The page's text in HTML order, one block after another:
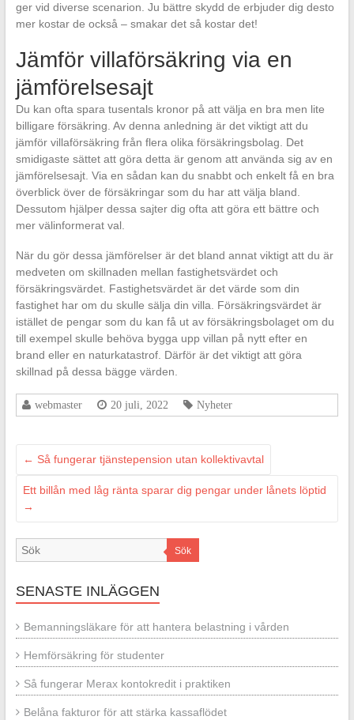
ger vid diverse scenarion. Ju bättre skydd de erbjuder dig desto
mer kostar de också – smakar det så kostar det!
Jämför villaförsäkring via en
jämförelsesajt
Du kan ofta spara tusentals kronor på att välja en bra men lite
billigare försäkring. Av denna anledning är det viktigt att du
jämför villaförsäkring från flera olika försäkringsbolag. Det
smidigaste sättet att göra detta är genom att använda sig av en
jämförelsesajt. Via en sådan kan du snabbt och enkelt få en bra
överblick över de försäkringar som du har att välja bland.
Dessutom hjälper dessa sajter dig ofta att göra ett bättre och
mer välinformerat val.
När du gör dessa jämförelser är det bland annat viktigt att du är
medveten om skillnaden mellan fastighetsvärdet och
försäkringsvärdet. Fastighetsvärdet är det värde som din
fastighet har om du skulle sälja din villa. Försäkringsvärdet är
istället de pengar som du kan få ut av försäkringsbolaget om du
till exempel skulle behöva bygga upp villan på nytt efter en
brand eller en naturkatastrof. Därför är det viktigt att göra
skillnad på dessa bägge värden.
webmaster 20 juli, 2022 Nyheter
← Så fungerar tjänstepension utan kollektivavtal
Ett billån med låg ränta sparar dig pengar under lånets löptid
→
Sök
SENASTE INLÄGGEN
Bemanningsläkare för att hantera belastning i vården
Hemförsäkring för studenter
Så fungerar Merax kontokredit i praktiken
Belåna fakturor för att stärka kassaflödet